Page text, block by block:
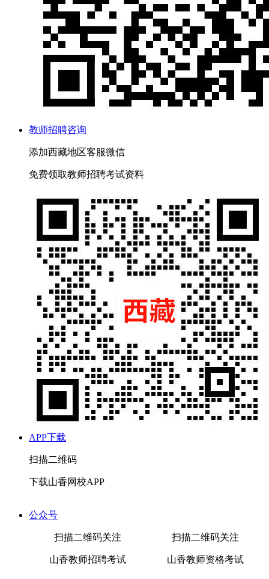
教师招聘咨询
添加西藏地区客服微信
免费领取教师招聘考试资料
APP下载
扫描二维码
下载山香网校APP
公众号
扫描二维码关注
山香教师招聘考试
扫描二维码关注
山香教师资格考试